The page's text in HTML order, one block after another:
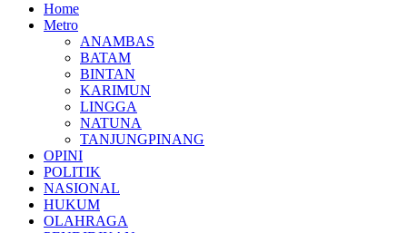
Home
Metro
ANAMBAS
BATAM
BINTAN
KARIMUN
LINGGA
NATUNA
TANJUNGPINANG
OPINI
POLITIK
NASIONAL
HUKUM
OLAHRAGA